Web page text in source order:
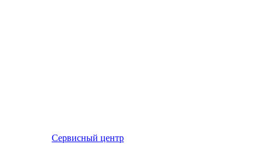
Сервисный центр